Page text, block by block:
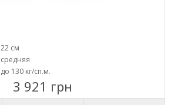
22 см
средняя
до 130 кг/сп.м.
3 921 грн